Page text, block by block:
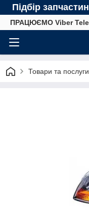
Підбір
ПРАЦЮЄМО Viber
Товари та послуги